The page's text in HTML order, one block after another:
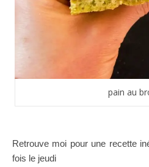
pain au
Retrouve moi pour une recette
fois le jeudi